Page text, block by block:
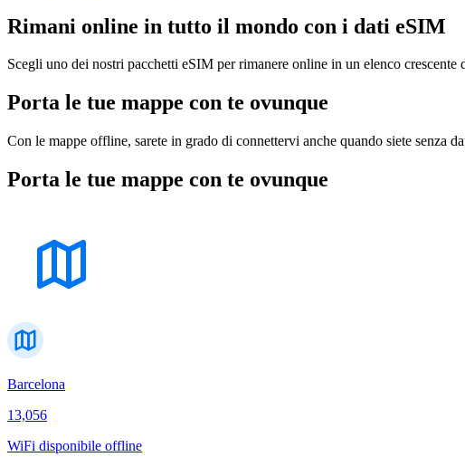
Rimani online in tutto il mondo con i dati eSIM
Scegli uno dei nostri pacchetti eSIM per rimanere online in un elenco crescente
Porta le tue mappe con te ovunque
Con le mappe offline, sarete in grado di connettervi anche quando siete senza
Porta le tue mappe con te ovunque
Barcelona
13,056
WiFi disponibile offline